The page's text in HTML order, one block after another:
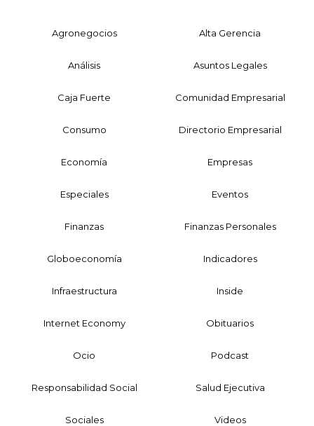
Agronegocios Alta Gerencia
Análisis Asuntos Legales
Caja Fuerte Comunidad Empresarial
Consumo Directorio Empresarial
Economía Empresas
Especiales Eventos
Finanzas Finanzas Personales
Globoeconomía Indicadores
Infraestructura Inside
Internet Economy Obituarios
Ocio Podcast
Responsabilidad Social Salud Ejecutiva
Sociales Videos